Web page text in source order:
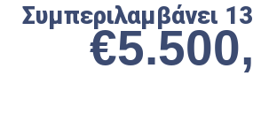
Συμπεριλαμβάνει
€